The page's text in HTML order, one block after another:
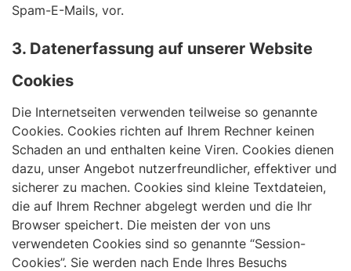
Spam-E-Mails, vor.
3. Datenerfassung auf unserer Website
Cookies
Die Internetseiten verwenden teilweise so genannte
Cookies. Cookies richten auf Ihrem Rechner keinen
Schaden an und enthalten keine Viren. Cookies dienen
dazu, unser Angebot nutzerfreundlicher, effektiver und
sicherer zu machen. Cookies sind kleine Textdateien,
die auf Ihrem Rechner abgelegt werden und die Ihr
Browser speichert. Die meisten der von uns
verwendeten Cookies sind so genannte “Session-
Cookies”. Sie werden nach Ende Ihres Besuchs